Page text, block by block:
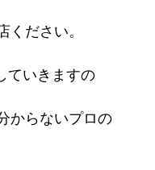
ださい。
ていきますの
からないプロの